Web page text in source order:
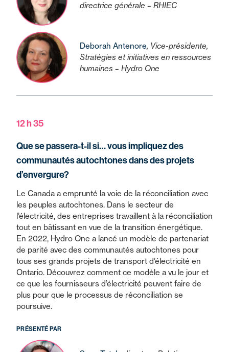
directrice générale – RHIEC
Deborah Antenore, Vice-présidente,
Stratégies et initiatives en ressources
humaines – Hydro One
12 h 35
Que se passera-t-il si… vous impliquez des
communautés autochtones dans des projets
d’envergure?
Le Canada a emprunté la voie de la réconciliation avec
les peuples autochtones. Dans le secteur de
l’électricité, des entreprises travaillent à la réconciliation
tout en bâtissant en vue de la transition énergétique.
En 2022, Hydro One a lancé un modèle de partenariat
de parité avec des communautés autochtones pour
tous ses grands projets de transport d’électricité en
Ontario. Découvrez comment ce modèle a vu le jour et
ce que les fournisseurs d’électricité peuvent faire de
plus pour que le processus de réconciliation se
poursuive.
PRÉSENTÉ PAR